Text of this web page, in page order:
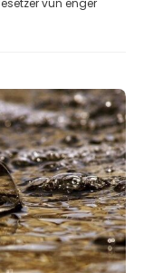
vun enger